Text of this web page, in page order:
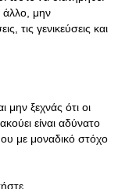
άλλο, μην
τις γενικεύσεις και
ξεχνάς ότι οι
είναι αδύνατο
με μοναδικό στόχο